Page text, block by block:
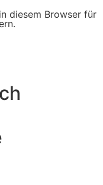
diesem Browser für